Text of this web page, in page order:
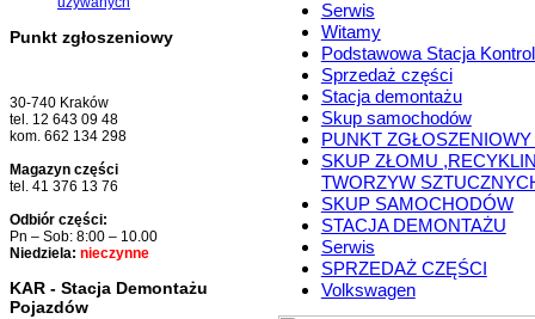
Punkt zgłoszeniowy
30-740 Kraków
tel. 12 643 09 48
kom. 662 134 298
Magazyn części
tel. 41 376 13 76
Odbiór części:
Pn – Sob: 8:00 – 10.00
Niedziela: nieczynne
KAR - Stacja Demontażu
Pojazdów
Serwis
Witamy
Podstawowa Stacja
Sprzedaż części
Stacja demontażu
Skup samochodów
PUNKT
SKUP ZŁOMU
TWORZYW
SKUP SAMOCHODÓW
STACJA DEMONTAŻU
Serwis
SPRZEDAŻ CZĘŚCI
Volkswagen